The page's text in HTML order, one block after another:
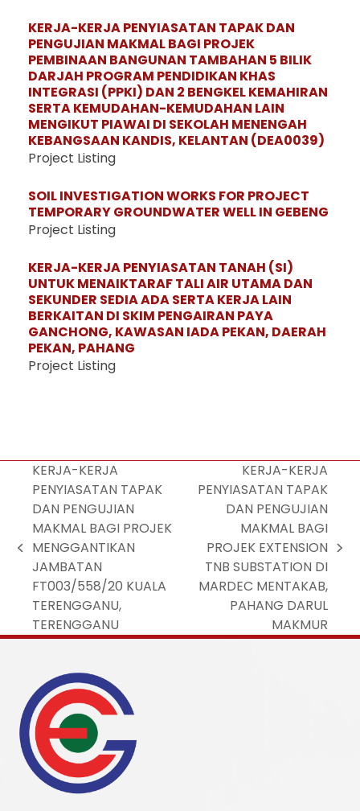
KERJA-KERJA PENYIASATAN TAPAK DAN
PENGUJIAN MAKMAL BAGI PROJEK
PEMBINAAN BANGUNAN TAMBAHAN 5 BILIK
DARJAH PROGRAM PENDIDIKAN KHAS
INTEGRASI (PPKI) DAN 2 BENGKEL KEMAHIRAN
SERTA KEMUDAHAN-KEMUDAHAN LAIN
MENGIKUT PIAWAI DI SEKOLAH MENENGAH
KEBANGSAAN KANDIS, KELANTAN (DEA0039)
Project Listing
SOIL INVESTIGATION WORKS FOR PROJECT
TEMPORARY GROUNDWATER WELL IN GEBENG
Project Listing
KERJA-KERJA PENYIASATAN TANAH (SI)
UNTUK MENAIKTARAF TALI AIR UTAMA DAN
SEKUNDER SEDIA ADA SERTA KERJA LAIN
BERKAITAN DI SKIM PENGAIRAN PAYA
GANCHONG, KAWASAN IADA PEKAN, DAERAH
PEKAN, PAHANG
Project Listing
KERJA-KERJA
PENYIASATAN TAPAK
DAN PENGUJIAN
MAKMAL BAGI PROJEK
MENGGANTIKAN
JAMBATAN
FT003/558/20 KUALA
TERENGGANU,
TERENGGANU
KERJA-KERJA
PENYIASATAN TAPAK
DAN PENGUJIAN
MAKMAL BAGI
PROJEK EXTENSION
TNB SUBSTATION DI
MARDEC MENTAKAB,
PAHANG DARUL
MAKMUR